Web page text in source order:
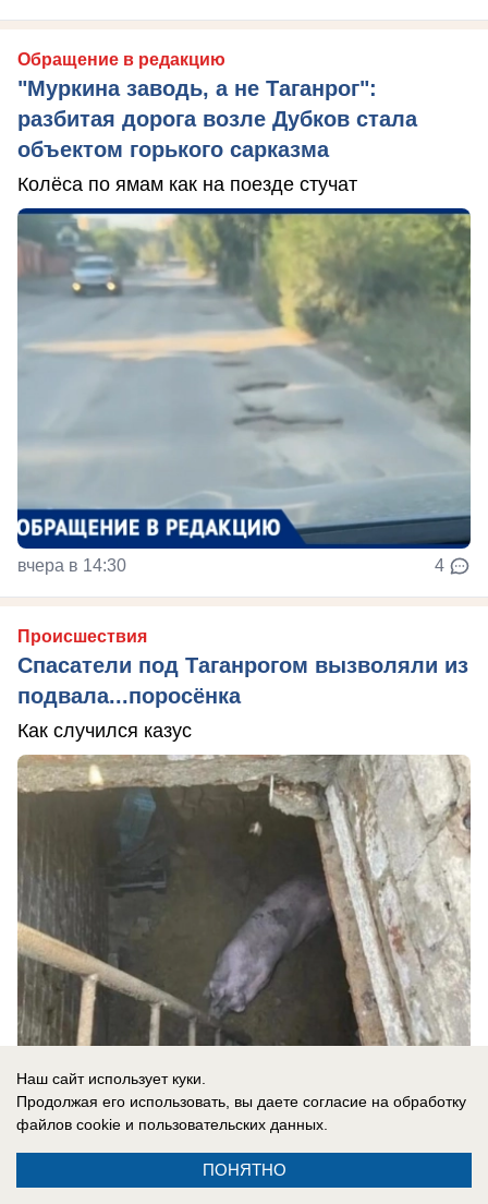
Обращение в редакцию
"Муркина заводь, а не Таганрог":
разбитая дорога возле Дубков стала
объектом горького сарказма
Колёса по ямам как на поезде стучат
вчера в 14:30 4
Происшествия
Спасатели под Таганрогом вызволяли из
подвала...поросёнка
Как случился казус
вчера в 13:00 1
Наш сайт использует куки.
Продолжая его использовать, вы даете согласие на обработку
файлов cookie и пользовательских данных.
ПОНЯТНО